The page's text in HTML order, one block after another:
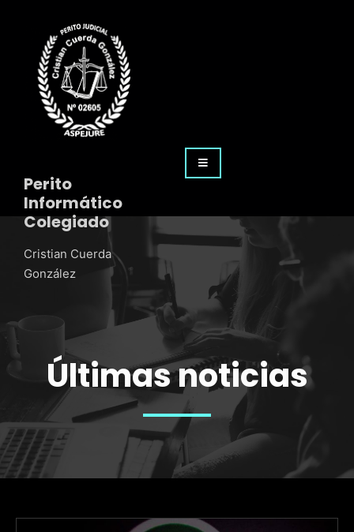
Perito
Informático
Colegiado
Cristian Cuerda
González
Últimas noticias